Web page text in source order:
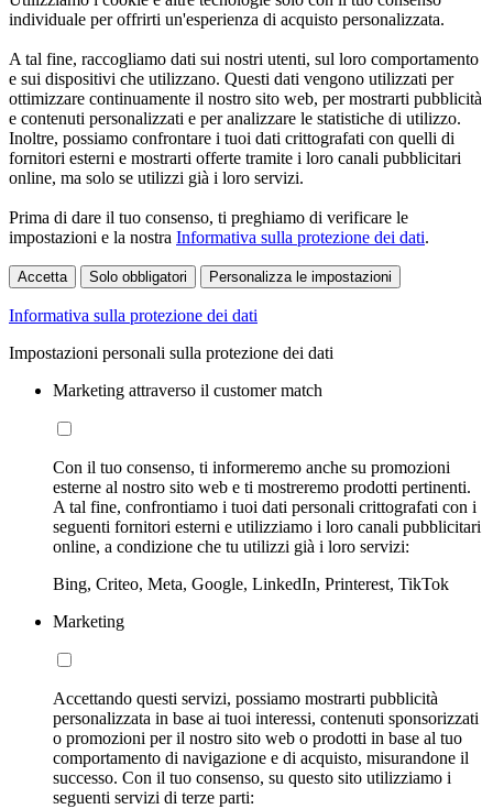
individuale per offrirti un'esperienza di acquisto personalizzata.
A tal fine, raccogliamo dati sui nostri utenti, sul loro comportamento
e sui dispositivi che utilizzano. Questi dati vengono utilizzati per
ottimizzare continuamente il nostro sito web, per mostrarti pubblicità
e contenuti personalizzati e per analizzare le statistiche di utilizzo.
Inoltre, possiamo confrontare i tuoi dati crittografati con quelli di
fornitori esterni e mostrarti offerte tramite i loro canali pubblicitari
online, ma solo se utilizzi già i loro servizi.
Prima di dare il tuo consenso, ti preghiamo di verificare le
impostazioni e la nostra Informativa sulla protezione dei dati.
Accetta Solo obbligatori Personalizza le impostazioni
Informativa sulla protezione dei dati
Impostazioni personali sulla protezione dei dati
Marketing attraverso il customer match
Con il tuo consenso, ti informeremo anche su promozioni
esterne al nostro sito web e ti mostreremo prodotti pertinenti.
A tal fine, confrontiamo i tuoi dati personali crittografati con i
seguenti fornitori esterni e utilizziamo i loro canali pubblicitari
online, a condizione che tu utilizzi già i loro servizi:
Bing, Criteo, Meta, Google, LinkedIn, Printerest, TikTok
Marketing
Accettando questi servizi, possiamo mostrarti pubblicità
personalizzata in base ai tuoi interessi, contenuti sponsorizzati
o promozioni per il nostro sito web o prodotti in base al tuo
comportamento di navigazione e di acquisto, misurandone il
successo. Con il tuo consenso, su questo sito utilizziamo i
seguenti servizi di terze parti: